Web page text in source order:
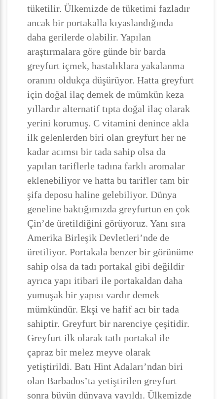
tüketilir. Ülkemizde de tüketimi fazladır
ancak bir portakalla kıyaslandığında
daha gerilerde olabilir. Yapılan
araştırmalara göre günde bir barda
greyfurt içmek, hastalıklara yakalanma
oranını oldukça düşürüyor. Hatta greyfurt
için doğal ilaç demek de mümkün keza
yıllardır alternatif tıpta doğal ilaç olarak
yerini korumuş. C vitamini denince akla
ilk gelenlerden biri olan greyfurt her ne
kadar acımsı bir tada sahip olsa da
yapılan tariflerle tadına farklı aromalar
eklenebiliyor ve hatta bu tarifler tam bir
şifa deposu haline gelebiliyor. Dünya
geneline baktığımızda greyfurtun en çok
Çin’de üretildiğini görüyoruz. Yanı sıra
Amerika Birleşik Devletleri’nde de
üretiliyor. Portakala benzer bir görünüme
sahip olsa da tadı portakal gibi değildir
ayrıca yapı itibari ile portakaldan daha
yumuşak bir yapısı vardır demek
mümkündür. Ekşi ve hafif acı bir tada
sahiptir. Greyfurt bir narenciye çeşitidir.
Greyfurt ilk olarak tatlı portakal ile
çapraz bir melez meyve olarak
yetiştirildi. Batı Hint Adaları’ndan biri
olan Barbados’ta yetiştirilen greyfurt
sonra büyün dünyaya yayıldı. Ülkemizde